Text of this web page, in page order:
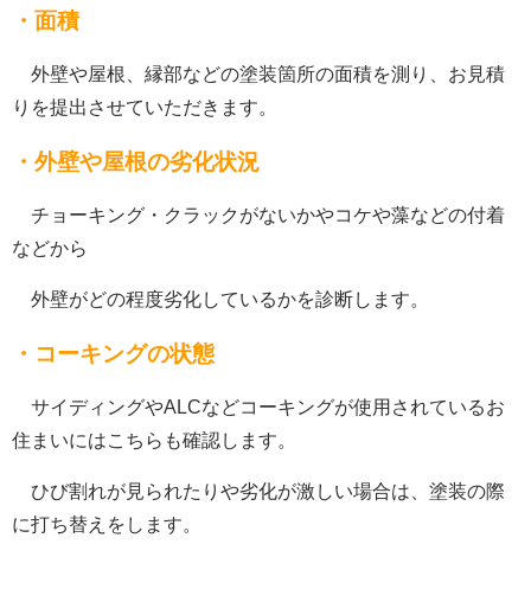
・面積
外壁や屋根、縁部などの塗装箇所の面積を測り、お見積
りを提出させていただきます。
・外壁や屋根の劣化状況
チョーキング・クラックがないかやコケや藻などの付着
などから
外壁がどの程度劣化しているかを診断します。
・コーキングの状態
サイディングやALCなどコーキングが使用されているお
住まいにはこちらも確認します。
ひび割れが見られたりや劣化が激しい場合は、塗装の際
に打ち替えをします。